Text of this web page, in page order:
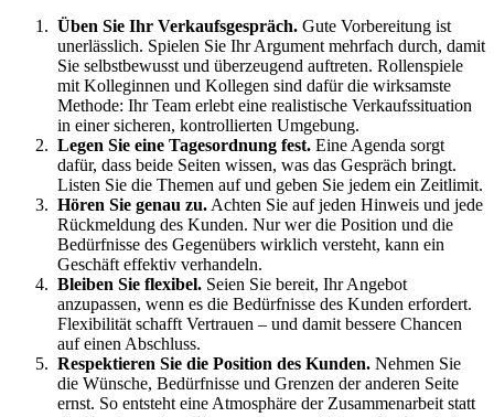
Üben Sie Ihr Verkaufsgespräch. Gute Vorbereitung ist
unerlässlich. Spielen Sie Ihr Argument mehrfach durch, damit
Sie selbstbewusst und überzeugend auftreten. Rollenspiele
mit Kolleginnen und Kollegen sind dafür die wirksamste
Methode: Ihr Team erlebt eine realistische Verkaufssituation
in einer sicheren, kontrollierten Umgebung.
Legen Sie eine Tagesordnung fest. Eine Agenda sorgt
dafür, dass beide Seiten wissen, was das Gespräch bringt.
Listen Sie die Themen auf und geben Sie jedem ein Zeitlimit.
Hören Sie genau zu. Achten Sie auf jeden Hinweis und jede
Rückmeldung des Kunden. Nur wer die Position und die
Bedürfnisse des Gegenübers wirklich versteht, kann ein
Geschäft effektiv verhandeln.
Bleiben Sie flexibel. Seien Sie bereit, Ihr Angebot
anzupassen, wenn es die Bedürfnisse des Kunden erfordert.
Flexibilität schafft Vertrauen – und damit bessere Chancen
auf einen Abschluss.
Respektieren Sie die Position des Kunden. Nehmen Sie
die Wünsche, Bedürfnisse und Grenzen der anderen Seite
ernst. So entsteht eine Atmosphäre der Zusammenarbeit statt